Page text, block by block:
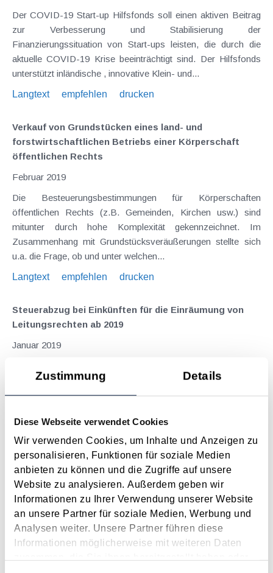
Zustimmung Details
Diese Webseite verwendet Cookies
Wir verwenden Cookies, um Inhalte und Anzeigen zu
personalisieren, Funktionen für soziale Medien
anbieten zu können und die Zugriffe auf unsere
Website zu analysieren. Außerdem geben wir
Informationen zu Ihrer Verwendung unserer Website
an unsere Partner für soziale Medien, Werbung und
Analysen weiter. Unsere Partner führen diese
Informationen möglicherweise mit weiteren Daten
Der COVID-19 Start-up Hilfsfonds soll einen aktiven Beitrag
zur Verbesserung und Stabilisierung der
Finanzierungssituation von Start-ups leisten, die durch die
aktuelle COVID-19 Krise beeinträchtigt sind. Der Hilfsfonds
unterstützt inländische , innovative Klein- und...
Langtext
empfehlen drucken
Verkauf von Grundstücken eines land- und
forstwirtschaftlichen Betriebs einer Körperschaft
öffentlichen Rechts
Februar 2019
Die Besteuerungsbestimmungen für Körperschaften
öffentlichen Rechts (z.B. Gemeinden, Kirchen usw.) sind
mitunter durch hohe Komplexität gekennzeichnet. Im
Zusammenhang mit Grundstücksveräußerungen stellte sich
u.a. die Frage, ob und unter welchen...
Langtext
empfehlen drucken
Steuerabzug bei Einkünften für die Einräumung von
Leitungsrechten ab 2019
Januar 2019
Infrastrukturbetreibern (aus den Bereichen Strom, Gas, Erdöl
oder Fernwärme) für die Benützung des Grundstücks ein
ab...
Langtext
empfehlen drucken
Doch noch Erleichterungen bei der
Registrierkassenpflicht
Juli 2016
Der VfGH konnte in der durchaus umstrittenen
Registrierkassenpflicht keine Verfassungswidrigkeit erkennen
(siehe auch KI 04/16). Nun ist es erfreulicherweise durch den